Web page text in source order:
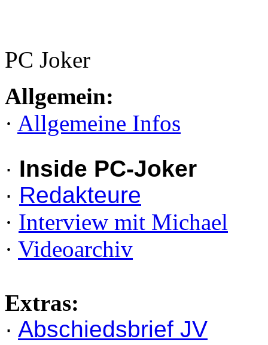
PC Joker
Allgemein:
· Allgemeine Infos
· Inside PC-Joker
· Redakteure
· Interview mit Michael
· Videoarchiv
Extras:
· Abschiedsbrief JV